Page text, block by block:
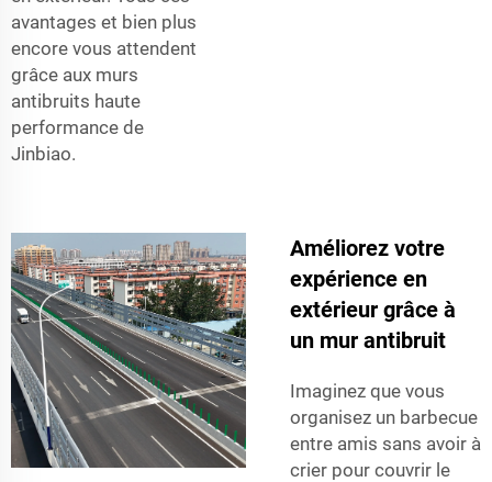
avantages et bien plus
encore vous attendent
grâce aux murs
antibruits haute
performance de
Jinbiao.
Améliorez votre
expérience en
extérieur grâce à
un mur antibruit
Imaginez que vous
organisez un barbecue
entre amis sans avoir à
crier pour couvrir le